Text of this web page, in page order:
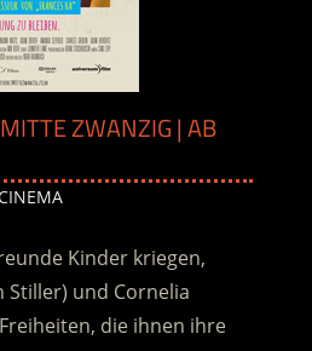
ZWANZIG | AB
Kinder kriegen,
Stiller) und Cornelia
die ihnen ihre